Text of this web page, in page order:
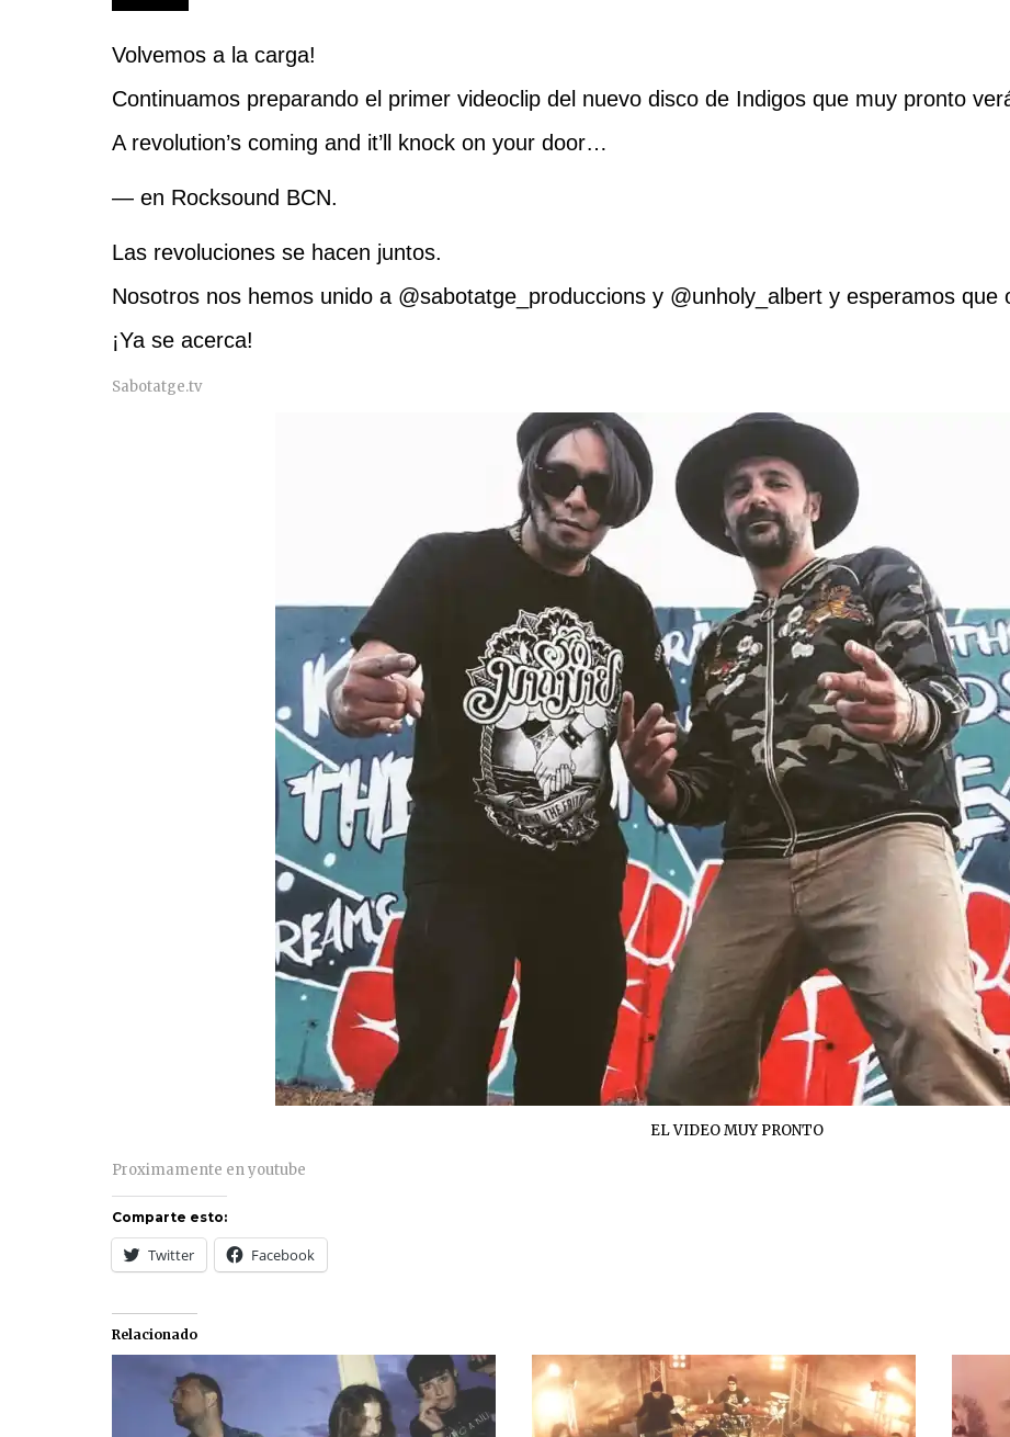
Volvemos a la carga!
Continuamos preparando el primer videoclip del nuevo disco de Indigos que muy pronto
A revolution’s coming and it’ll knock on your door…
— en Rocksound BCN.
Las revoluciones se hacen juntos.
Nosotros nos hemos unido a @sabotatge_produccions y @unholy_albert y esperamos que
¡Ya se acerca!
Sabotatge.tv
EL VIDEO MUY PRONTO
Proximamente en youtube
Comparte esto:
Twitter Facebook
Relacionado